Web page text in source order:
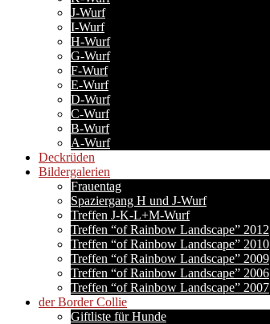
J-Wurf
I-Wurf
H-Wurf
G-Wurf
F-Wurf
E-Wurf
D-Wurf
C-Wurf
B-Wurf
A-Wurf
Deckrüden
Bildergalerien
Frauentag
Spaziergang H und J-Wurf
Treffen J-K-L+M-Wurf
Treffen “of Rainbow Landscape” 2012
Treffen “of Rainbow Landscape” 2010
Treffen “of Rainbow Landscape” 2009
Treffen “of Rainbow Landscape” 2006
Treffen “of Rainbow Landscape” 2007
der Border Collie
Giftliste für Hunde